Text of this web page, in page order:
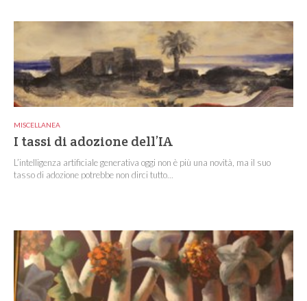
MISCELLANEA
I tassi di adozione dell’IA
L’intelligenza artificiale generativa oggi non è più una novità, ma il suo
tasso di adozione potrebbe non dirci tutto...